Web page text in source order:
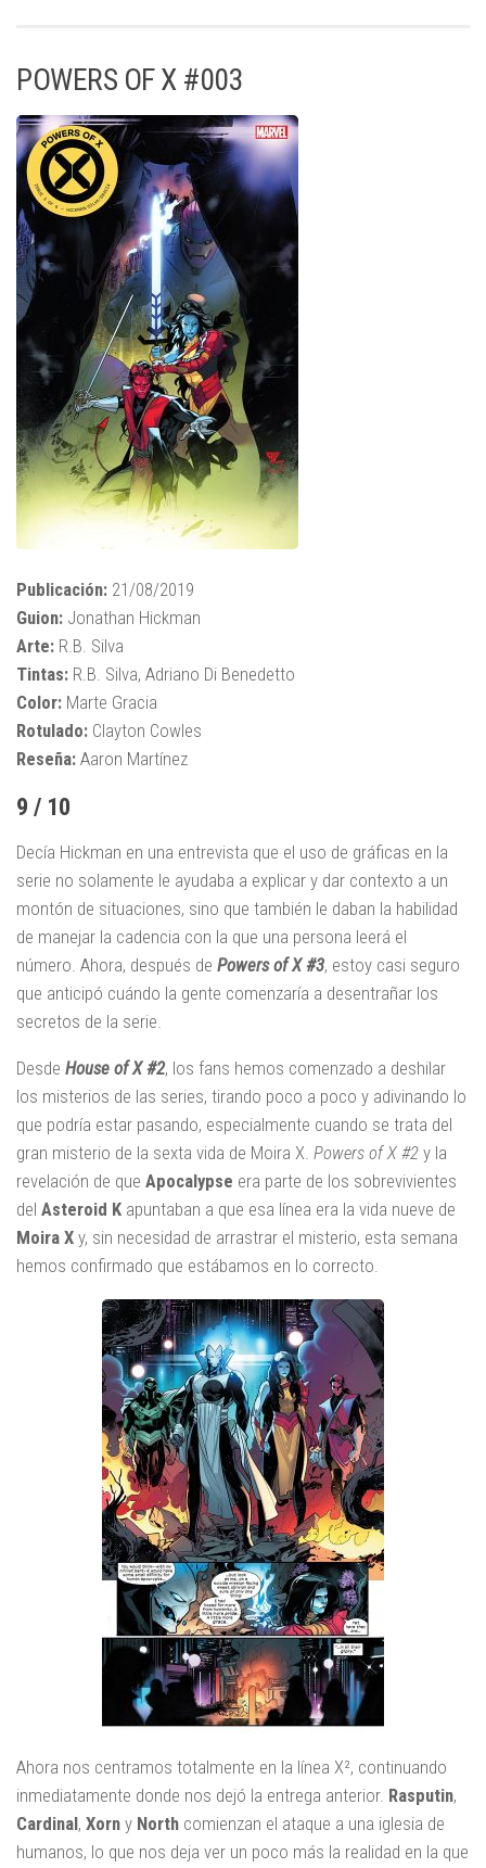
POWERS OF X #003
Publicación: 21/08/2019
Guion: Jonathan Hickman
Arte: R.B. Silva
Tintas: R.B. Silva, Adriano Di Benedetto
Color: Marte Gracia
Rotulado: Clayton Cowles
Reseña: Aaron Martínez
9 / 10
Decía Hickman en una entrevista que el uso de gráficas en la
serie no solamente le ayudaba a explicar y dar contexto a un
montón de situaciones, sino que también le daban la habilidad
de manejar la cadencia con la que una persona leerá el
número. Ahora, después de Powers of X #3, estoy casi seguro
que anticipó cuándo la gente comenzaría a desentrañar los
secretos de la serie.
Desde House of X #2, los fans hemos comenzado a deshilar
los misterios de las series, tirando poco a poco y adivinando lo
que podría estar pasando, especialmente cuando se trata del
gran misterio de la sexta vida de Moira X. Powers of X #2 y la
revelación de que Apocalypse era parte de los sobrevivientes
del Asteroid K apuntaban a que esa línea era la vida nueve de
Moira X y, sin necesidad de arrastrar el misterio, esta semana
hemos confirmado que estábamos en lo correcto.
Ahora nos centramos totalmente en la línea X², continuando
inmediatamente donde nos dejó la entrega anterior. Rasputin,
Cardinal, Xorn y North comienzan el ataque a una iglesia de
humanos, lo que nos deja ver un poco más la realidad en la que